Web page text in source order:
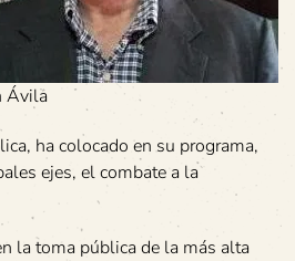
Ávila
ha colocado en su programa,
ejes, el combate a la
la toma pública de la más alta